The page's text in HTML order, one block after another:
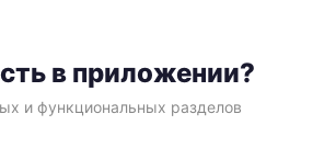
в приложении?
и функциональных разделов